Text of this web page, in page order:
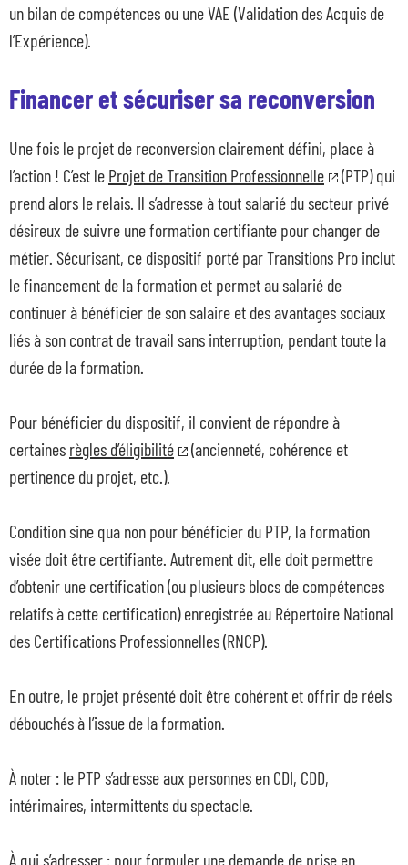
un bilan de compétences ou une VAE (Validation des Acquis de
l’Expérience).
Financer et sécuriser sa reconversion
Une fois le projet de reconversion clairement défini, place à
l’action ! C’est le Projet de Transition Professionnelle
(PTP) qui
prend alors le relais. Il s’adresse à tout salarié du secteur privé
désireux de suivre une formation certifiante pour changer de
métier. Sécurisant, ce dispositif porté par Transitions Pro inclut
le financement de la formation et permet au salarié de
continuer à bénéficier de son salaire et des avantages sociaux
liés à son contrat de travail sans interruption, pendant toute la
durée de la formation.
Pour bénéficier du dispositif, il convient de répondre à
certaines règles d’éligibilité
(ancienneté, cohérence et
pertinence du projet, etc.).
Condition sine qua non pour bénéficier du PTP, la formation
visée doit être certifiante. Autrement dit, elle doit permettre
d’obtenir une certification (ou plusieurs blocs de compétences
relatifs à cette certification) enregistrée au Répertoire National
des Certifications Professionnelles (RNCP).
En outre, le projet présenté doit être cohérent et offrir de réels
débouchés à l’issue de la formation.
À noter : le PTP s’adresse aux personnes en CDI, CDD,
intérimaires, intermittents du spectacle.
À qui s’adresser : pour formuler une demande de prise en